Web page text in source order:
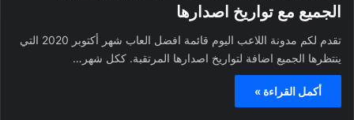
الجميع مع تواريخ اصدارها
تقدم لكم مدونة اللاعب اليوم قائمة افضل العاب شهر أكتوبر 2020 التي
ينتظرها الجميع اضافة لتواريخ اصدارها المرتقبة. ككل شهر…
أكمل القراءة »